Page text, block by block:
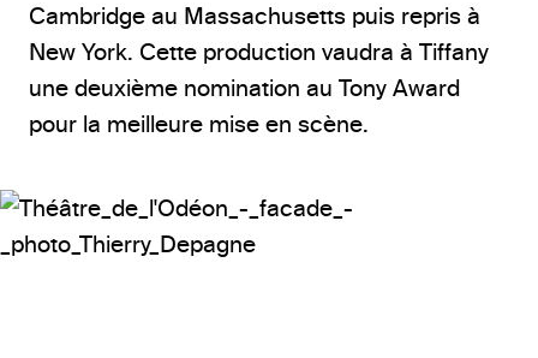
Cambridge au Massachusetts puis repris à
New York. Cette production vaudra à Tiffany
une deuxième nomination au Tony Award
pour la meilleure mise en scène.